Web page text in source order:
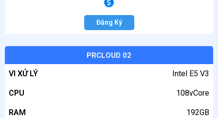
Đăng Ký
PRCLOUD 02
VI XỬ LÝ Intel E5 V3
CPU 108vCore
RAM 192GB